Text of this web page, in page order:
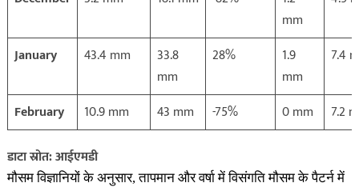
mm
January 43.4 mm
33.8
mm
28%
1.9
mm
7.4
February 10.9 mm 43 mm -75% 0 mm 7.2
डाटा स्रोत: आईएमडी
मौसम विज्ञानियों के अनुसार, तापमान और वर्षा में विसंगति मौसम के पैटर्न में